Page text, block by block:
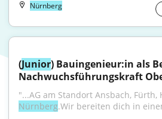
Nürnberg
(Junior) Bauingenieur:in als
Nachwuchsführungskraft
Nürnberg.Wir bereiten dich in